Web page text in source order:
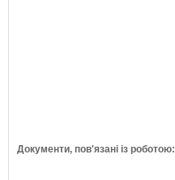
Документи, пов'язані із роботою: